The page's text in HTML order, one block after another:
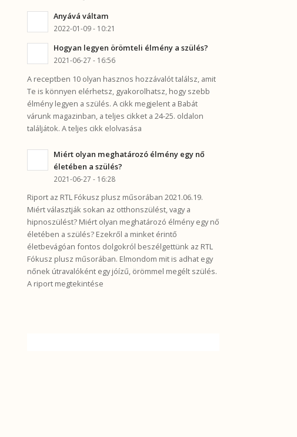
Anyává váltam
2022-01-09 - 10:21
Hogyan legyen örömteli élmény a szülés?
2021-06-27 - 16:56
A receptben 10 olyan hasznos hozzávalót találsz, amit
Te is könnyen elérhetsz, gyakorolhatsz, hogy szebb
élmény legyen a szülés. A cikk megjelent a Babát
várunk magazinban, a teljes cikket a 24-25. oldalon
találjátok. A teljes cikk elolvasása
Miért olyan meghatározó élmény egy nő
életében a szülés?
2021-06-27 - 16:28
Riport az RTL Fókusz plusz műsorában 2021.06.19.
Miért választják sokan az otthonszülést, vagy a
hipnoszülést? Miért olyan meghatározó élmény egy nő
életében a szülés? Ezekről a minket érintő
életbevágóan fontos dolgokról beszélgettünk az RTL
Fókusz plusz műsorában. Elmondom mit is adhat egy
nőnek útravalóként egy jóízű, örömmel megélt szülés.
A riport megtekintése